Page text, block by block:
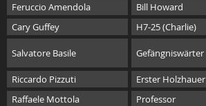
Feruccio Amendola
Bill Howard
Cary Guffey
H7-25 (Charlie)
Salvatore Basile Gefängniswärter
Riccardo Pizzuti
Erster Holzhauer
Raffaele Mottola
Professor